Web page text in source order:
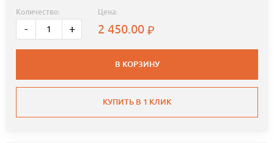
Количество:
- +
Цена:
2 450.00
В КОРЗИНУ
КУПИТЬ В 1 КЛИК